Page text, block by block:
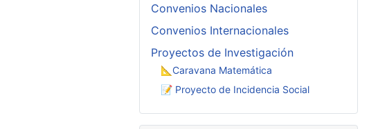
Convenios Nacionales
Convenios Internacionales
Proyectos de Investigación
📐Caravana Matemática
📝 Proyecto de Incidencia Social